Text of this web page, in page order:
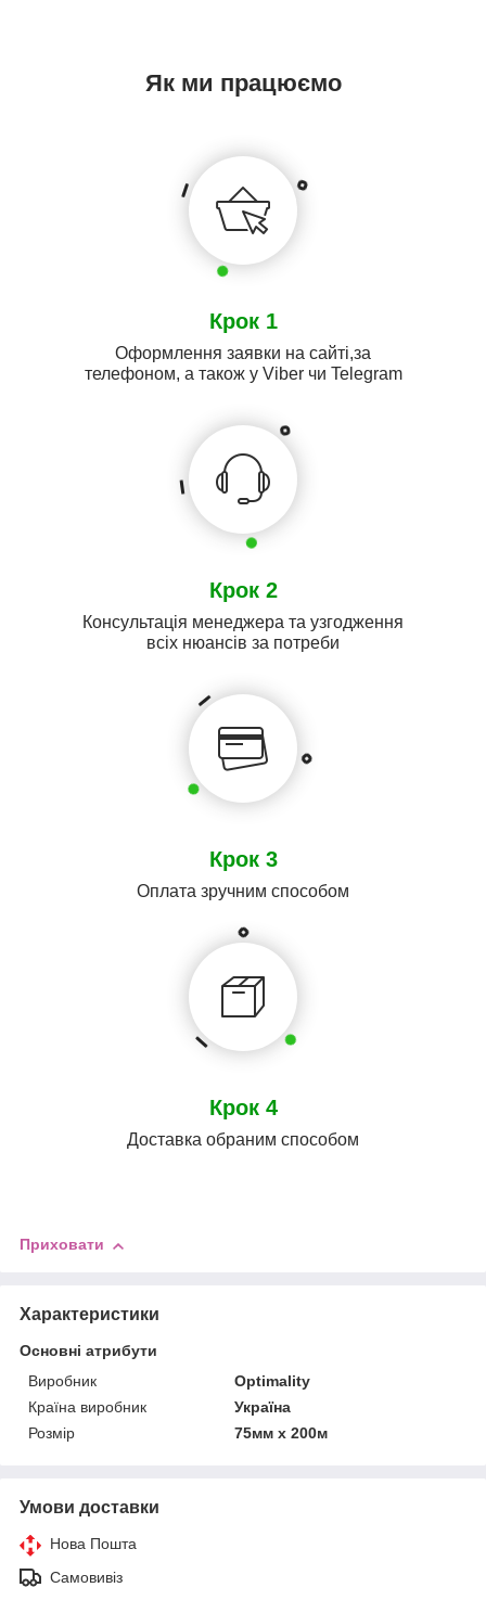
Як ми працюємо
Крок 1
Оформлення заявки на сайті,за
телефоном, а також у Viber чи Telegram
Крок 2
Консультація менеджера та узгодження
всіх нюансів за потреби
Крок 3
Оплата зручним способом
Крок 4
Доставка обраним способом
Приховати
Характеристики
Основні атрибути
Виробник
Optimality
Країна виробник
Україна
Розмір
75мм х 200м
Умови доставки
Нова Пошта
Самовивіз